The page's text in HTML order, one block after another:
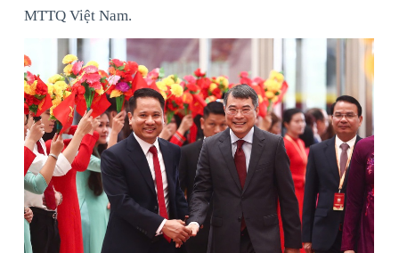
MTTQ Việt Nam.